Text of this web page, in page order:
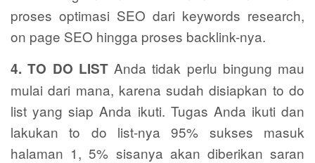
proses optimasi SEO dari keywords research,
on page SEO hingga proses backlink-nya.
4. TO DO LIST Anda tidak perlu bingung mau
mulai dari mana, karena sudah disiapkan to do
list yang siap Anda ikuti. Tugas Anda ikuti dan
lakukan to do list-nya 95% sukses masuk
halaman 1, 5% sisanya akan diberikan saran